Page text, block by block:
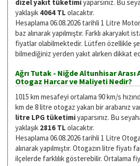
dizel yakıt tüketimiyaparsınız. Bu
yaklaşık 4064 TL olacaktır.
Hesaplama 06.08.2026 tarihli 1 Litre
baz alınarak yapılmıştır. Farklı akaryakıt
fiyatlar olabilmektedir. Lütfen özellikle
bilmediğiniz yerden yakıt alırken dikkat
Ağrı Tutak - Niğde Altunhisar Arası
Otogaz Harcar ve Maliyeti Nedir?
1015 km mesafeyi ortalama 90 km/s
km de 8 litre otogaz yakan bir arabanız
litre LPG tüketimiyaparsınız. Bu
yaklaşık 2816 TL olacaktır.
Hesaplama 06.08.2026 tarihli 1 Litre
alınarak yapılmıştır. Otogazın litre fiyatı
ilçelerde farklılık gösterebilir. Ortalama